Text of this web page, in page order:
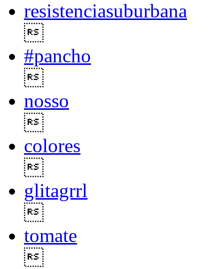
resistenciasuburbana
#pancho
nosso
colores
glitagrrl
tomate